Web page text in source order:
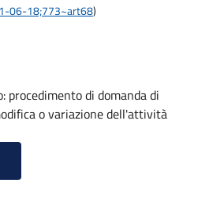
06-18;773~art68)
procedimento di domanda di
o variazione dell'attività